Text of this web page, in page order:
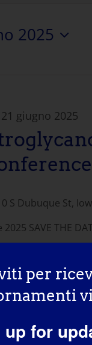
2025
21 giugno 2025
S Dubuque St,
SAVE THE
per
up for